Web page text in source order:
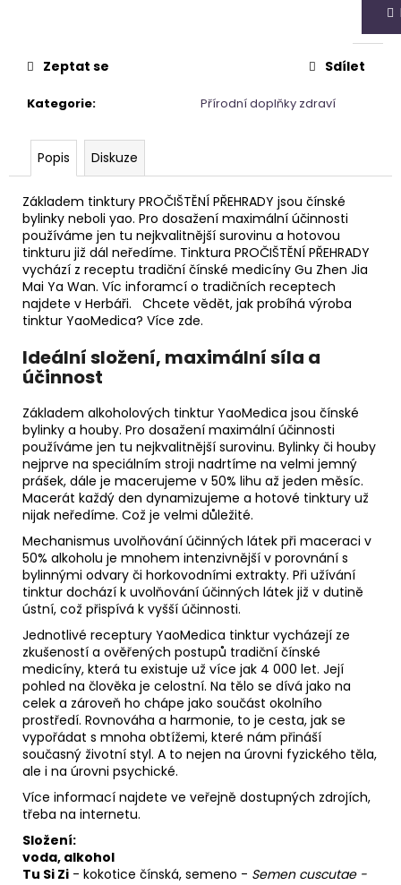
Kategorie: Přírodní doplňky zdraví
Zeptat se Sdílet
Popis Diskuze
Základem tinktury PROČIŠTĚNÍ PŘEHRADY jsou čínské
bylinky neboli yao. Pro dosažení maximální účinnosti
používáme jen tu nejkvalitnější surovinu a hotovou
tinkturu již dál neředíme. Tinktura PROČIŠTĚNÍ PŘEHRADY
vychází z receptu tradiční čínské medicíny Gu Zhen Jia
Mai Ya Wan. Víc inforamcí o tradičních receptech
najdete v Herbáři. Chcete vědět, jak probíhá výroba
tinktur YaoMedica? Více zde.
Ideální složení, maximální síla a
účinnost
Základem alkoholových tinktur YaoMedica jsou čínské
bylinky a houby. Pro dosažení maximální účinnosti
používáme jen tu nejkvalitnější surovinu. Bylinky či houby
nejprve na speciálním stroji nadrtíme na velmi jemný
prášek, dále je macerujeme v 50% lihu až jeden měsíc.
Macerát každý den dynamizujeme a hotové tinktury už
nijak neředíme. Což je velmi důležité.
Mechanismus uvolňování účinných látek při maceraci v
50% alkoholu je mnohem intenzivnější v porovnání s
bylinnými odvary či horkovodními extrakty. Při užívání
tinktur dochází k uvolňování účinných látek již v dutině
ústní, což přispívá k vyšší účinnosti.
Jednotlivé receptury YaoMedica tinktur vycházejí ze
zkušeností a ověřených postupů tradiční čínské
medicíny, která tu existuje už více jak 4 000 let. Její
pohled na člověka je celostní. Na tělo se dívá jako na
celek a zároveň ho chápe jako součást okolního
prostředí. Rovnováha a harmonie, to je cesta, jak se
vypořádat s mnoha obtížemi, které nám přináší
současný životní styl. A to nejen na úrovni fyzického těla,
ale i na úrovni psychické.
Více informací najdete ve veřejně dostupných zdrojích,
třeba na internetu.
Složení:
voda, alkohol
Tu Si Zi - kokotice čínská, semeno - Semen cuscutae-